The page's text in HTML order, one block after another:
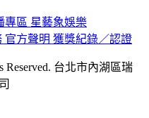
專區 星藝象娛樂
官方聲明 獲獎紀錄／認證
Reserved. 台北市內湖區瑞